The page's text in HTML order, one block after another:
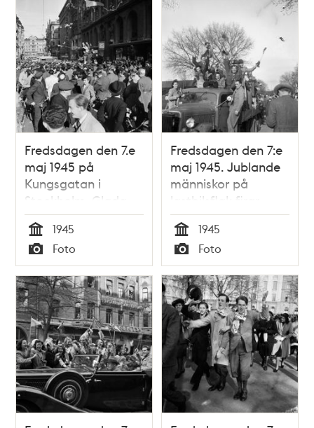
Fredsdagen den 7.e
maj 1945 på
Kungsgatan i
Stockholm. Glada
folkmassor längs
gatan och från
husfasadernas
fönster kastar
människor papper
och girlanger.
Tid
1945
Typ
Foto
Fredsdagen den 7:e
maj 1945. Jublande
människor på
lastbilsflak firar
freden.
Tid
1945
Typ
Foto